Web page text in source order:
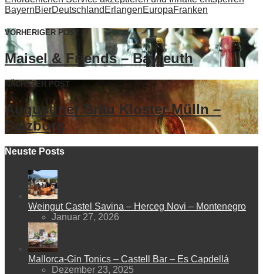
BayernBierDeutschland ErlangenEuropaFranken
VORHERIGER POST
Maisel & Friends – Bayreuth
NÄCHSTER POST
Augustiner Bräu Kloster Mülln –
Salzburg
Neuste Posts
Weingut Castel Savina – Herceg Novi – Montenegro
Januar 27, 2026
Mallorca-Gin Tonics – Castell Bar – Es Capdellá
Dezember 23, 2025